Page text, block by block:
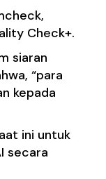
Check+.
siaran
“para
kepada
ini untuk
secara